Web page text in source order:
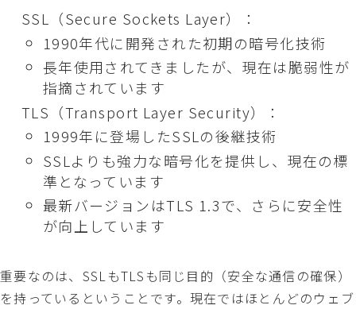
SSL（Secure Sockets Layer）：
1990年代に開発された初期の暗号化技術
長年使用されてきましたが、現在は脆弱性が
指摘されています
TLS（Transport Layer Security）：
1999年に登場したSSLの後継技術
SSLよりも強力な暗号化を提供し、現在の標
準となっています
最新バージョンはTLS 1.3で、さらに安全性
が向上しています
重要なのは、SSLもTLSも同じ目的（安全な通信の確保）
を持っているということです。現在ではほとんどのウェブ